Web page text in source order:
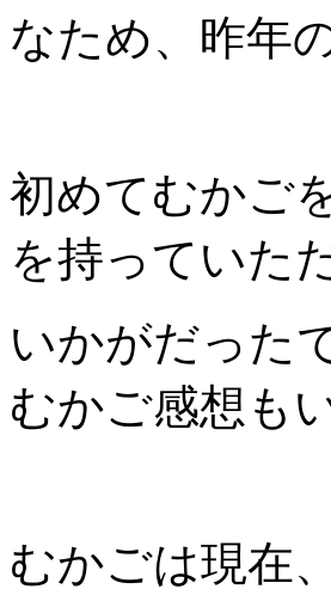
なため、昨年
初めてむかご
を持っていた
いかがだった
むかご感想も
むかごは現在